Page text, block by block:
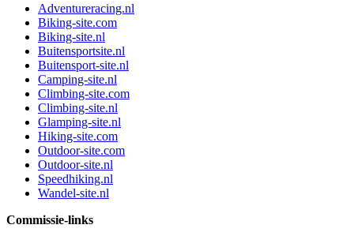
Adventureracing.nl
Biking-site.com
Biking-site.nl
Buitensportsite.nl
Buitensport-site.nl
Camping-site.nl
Climbing-site.com
Climbing-site.nl
Glamping-site.nl
Hiking-site.com
Outdoor-site.com
Outdoor-site.nl
Speedhiking.nl
Wandel-site.nl
Commissie-links